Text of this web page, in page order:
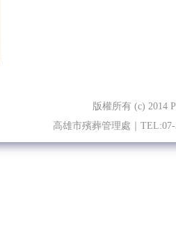
版權所有 (c) 2014
高雄市殯葬管理處｜